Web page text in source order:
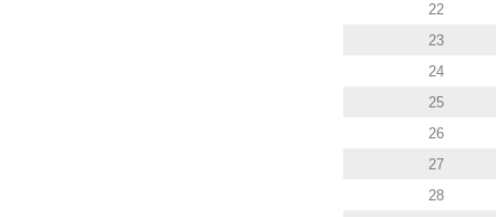
22
23
24
25
26
27
28